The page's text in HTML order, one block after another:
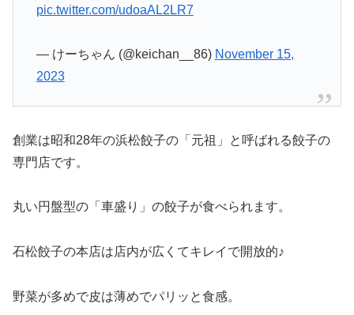
pic.twitter.com/udoaAL2LR7
— けーちゃん (@keichan__86) November 15,
2023
創業は昭和28年の浜松餃子の「元祖」と呼ばれる餃子の
専門店です。
丸い円盤型の「車盛り」の餃子が食べられます。
石松餃子の本店は店内が広くてキレイで開放的♪
野菜が多めで皮は薄めでパリッと食感。